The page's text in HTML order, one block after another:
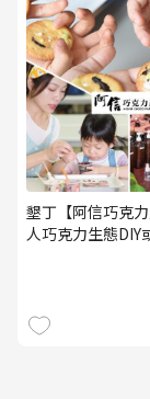
墾丁【阿信巧克
人巧克力生態DIY